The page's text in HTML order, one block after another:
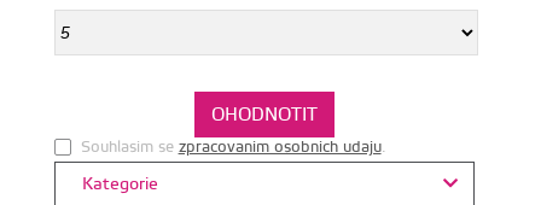
Souhlasim se zpracovanim osobnich udaju.
Kategorie